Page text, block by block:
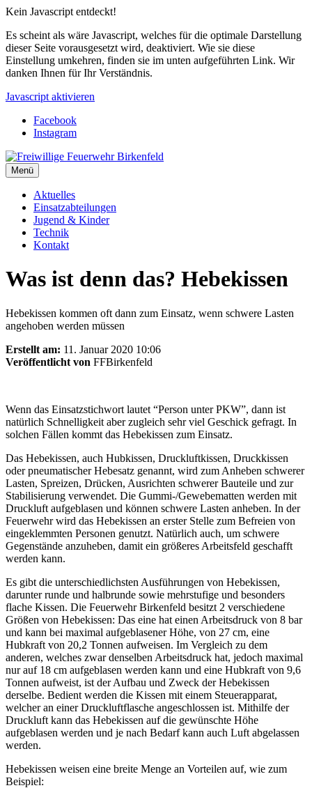
Kein Javascript entdeckt!
Es scheint als wäre Javascript, welches für die optimale Darstellung
dieser Seite vorausgesetzt wird, deaktiviert. Wie sie diese
Einstellung umkehren, finden sie im unten aufgeführten Link. Wir
danken Ihnen für Ihr Verständnis.
Javascript aktivieren
Facebook
Instagram
Menü
Aktuelles
Einsatzabteilungen
Jugend & Kinder
Technik
Kontakt
Was ist denn das? Hebekissen
Hebekissen kommen oft dann zum Einsatz, wenn schwere Lasten
angehoben werden müssen
Erstellt am: 11. Januar 2020 10:06
Veröffentlicht von FFBirkenfeld
Wenn das Einsatzstichwort lautet “Person unter PKW”, dann ist
natürlich Schnelligkeit aber zugleich sehr viel Geschick gefragt. In
solchen Fällen kommt das Hebekissen zum Einsatz.
Das Hebekissen, auch Hubkissen, Druckluftkissen, Druckkissen
oder pneumatischer Hebesatz genannt, wird zum Anheben schwerer
Lasten, Spreizen, Drücken, Ausrichten schwerer Bauteile und zur
Stabilisierung verwendet. Die Gummi-/Gewebematten werden mit
Druckluft aufgeblasen und können schwere Lasten anheben. In der
Feuerwehr wird das Hebekissen an erster Stelle zum Befreien von
eingeklemmten Personen genutzt. Natürlich auch, um schwere
Gegenstände anzuheben, damit ein größeres Arbeitsfeld geschafft
werden kann.
Es gibt die unterschiedlichsten Ausführungen von Hebekissen,
darunter runde und halbrunde sowie mehrstufige und besonders
flache Kissen. Die Feuerwehr Birkenfeld besitzt 2 verschiedene
Größen von Hebekissen: Das eine hat einen Arbeitsdruck von 8 bar
und kann bei maximal aufgeblasener Höhe, von 27 cm, eine
Hubkraft von 20,2 Tonnen aufweisen. Im Vergleich zu dem
anderen, welches zwar denselben Arbeitsdruck hat, jedoch maximal
nur auf 18 cm aufgeblasen werden kann und eine Hubkraft von 9,6
Tonnen aufweist, ist der Aufbau und Zweck der Hebekissen
derselbe. Bedient werden die Kissen mit einem Steuerapparat,
welcher an einer Druckluftflasche angeschlossen ist. Mithilfe der
Druckluft kann das Hebekissen auf die gewünschte Höhe
aufgeblasen werden und je nach Bedarf kann auch Luft abgelassen
werden.
Hebekissen weisen eine breite Menge an Vorteilen auf, wie zum
Beispiel: